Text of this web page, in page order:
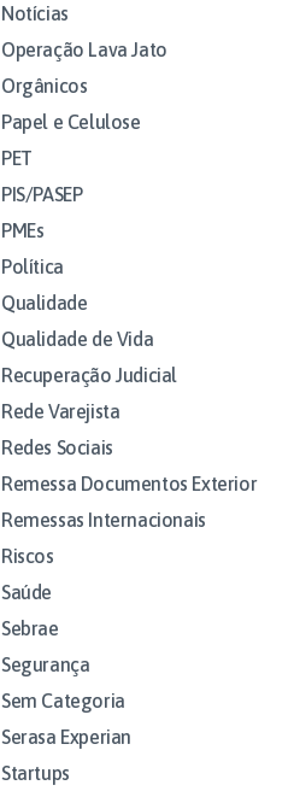
Notícias
Operação Lava Jato
Orgânicos
Papel e Celulose
PET
PIS/PASEP
PMEs
Política
Qualidade
Qualidade de Vida
Recuperação Judicial
Rede Varejista
Redes Sociais
Remessa Documentos Exterior
Remessas Internacionais
Riscos
Saúde
Sebrae
Segurança
Sem Categoria
Serasa Experian
Startups